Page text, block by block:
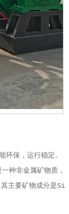
保，运行稳定。
种非金属矿物质，
主要矿物成分是Si